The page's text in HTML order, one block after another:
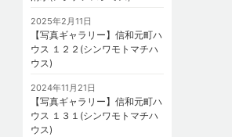
2025年2月11日
【写真ギャラリー】信和元町ハ
ウス １２２(シンワモトマチハ
ウス)
2024年11月21日
【写真ギャラリー】信和元町ハ
ウス １３１(シンワモトマチハ
ウス)